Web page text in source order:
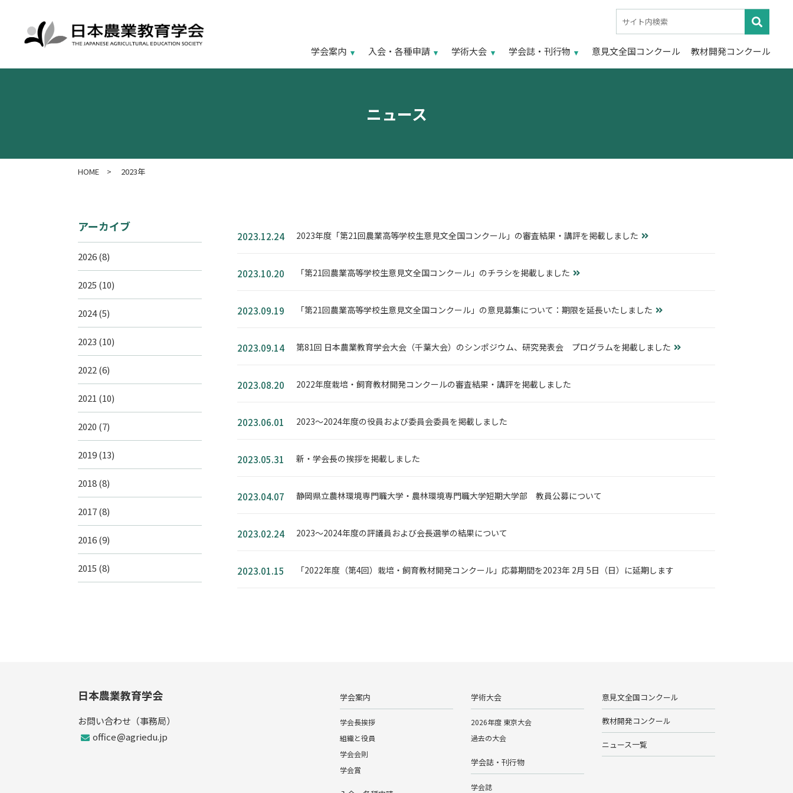
学会案内 入会・各種申請 学術大会 学会誌・刊行物 意見文全国コンクール 教材開発コンクール
ニュース
HOME > 2023年
アーカイブ
2026(8)
2025 (10)
2024(5)
2023 (10)
2022 (6)
2021 (10)
2020 (7)
2019(13)
2018(8)
2017(8)
2016(9)
2015 (8)
2023.12.24 2023年度「第21回農業高等学校生意見文全国コンクール」の審査結果・講評を掲載しました
2023.10.20 「第21回農業高等学校生意見文全国コンクール」のチラシを掲載しました
2023.09.19 「第21回農業高等学校生意見文全国コンクール」の意見募集について：期限を延長いたしました
2023.09.14 第81回 日本農業教育学会大会（千葉大会）のシンポジウム、研究発表会 プログラムを掲載しました
2023.08.20 2022年度栽培・飼育教材開発コンクールの審査結果・講評を掲載しました
2023.06.01 2023～2024年度の役員および委員会委員を掲載しました
2023.05.31 新・学会長の挨拶を掲載しました
2023.04.07 静岡県立農林環境専門職大学・農林環境専門職大学短期大学部 教員公募について
2023.02.24 2023～2024年度の評議員および会長選挙の結果について
2023.01.15 「2022年度（第4回）栽培・飼育教材開発コンクール」応募期間を2023年 2月 5日（日）に延期します
日本農業教育学会
お問い合わせ（事務局）
office
agriedu.jp
学会案内
学会長挨拶
組織と役員
学会会則
学会賞
学術大会
2026年度 東京大会
過去の大会
学会誌・刊行物
学会誌
意見文全国コンクール
教材開発コンクール
ニュース一覧